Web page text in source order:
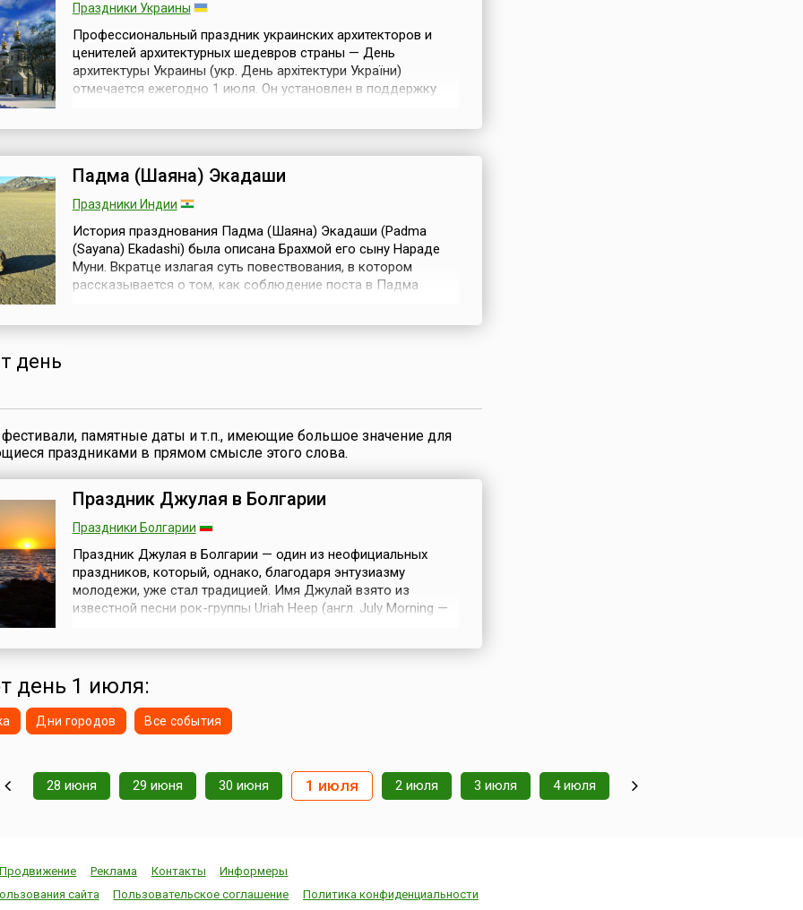
Праздники Украины
Профессиональный праздник украинских архитекторов и
ценителей архитектурных шедевров страны — День
архитектуры Украины (укр. День архітектури України)
отмечается ежегодно 1 июля. Он установлен в поддержку
Президента Украины № 456/95 от 17 ...
Падма (Шаяна) Экадаши
Праздники Индии
История празднования Падма (Шаяна) Экадаши (Padma
(Sayana) Ekadashi) была описана Брахмой его сыну Нараде
Муни. Вкратце излагая суть повествования, в котором
рассказывается о том, как соблюдение поста в Падма
день
памятные даты и т.п., имеющие большое значение для
праздниками в прямом смысле этого слова.
Праздник Джулая в Болгарии
Праздники Болгарии
Праздник Джулая в Болгарии — один из неофициальных
праздников, который, однако, благодаря энтузиазму
молодежи, уже стал традицией. Имя Джулай взято из
известной песни рок-группы Uriah Heep (англ. July Morning —
группы молодых людей из с...
день 1 июля:
Дни городов Все события
28 июня 29 июня 30 июня 1 июля 2 июля 3 июля 4 июля
Продвижение Реклама Контакты
Информеры
сайта
Пользовательское соглашение Политика конфиденциальности